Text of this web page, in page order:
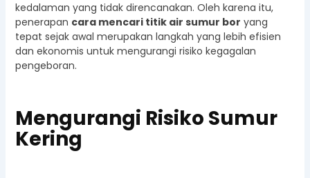
kedalaman yang tidak direncanakan. Oleh karena itu,
penerapan cara mencari titik air sumur bor yang
tepat sejak awal merupakan langkah yang lebih efisien
dan ekonomis untuk mengurangi risiko kegagalan
pengeboran.
Mengurangi Risiko Sumur
Kering